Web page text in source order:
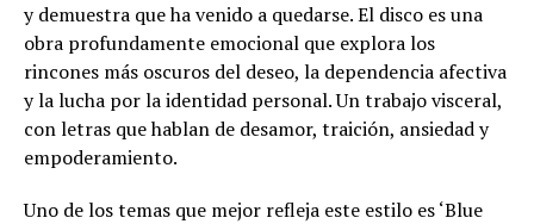
y demuestra que ha venido a quedarse. El disco es una
obra profundamente emocional que explora los
rincones más oscuros del deseo, la dependencia afectiva
y la lucha por la identidad personal. Un trabajo visceral,
con letras que hablan de desamor, traición, ansiedad y
empoderamiento.
Uno de los temas que mejor refleja este estilo es ‘Blue